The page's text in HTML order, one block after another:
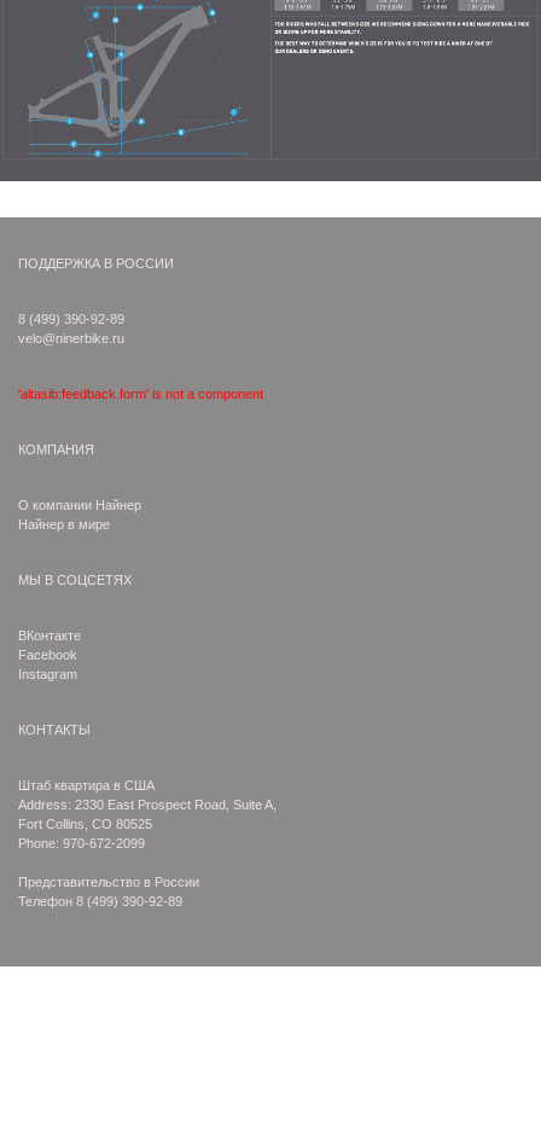
ПОДДЕРЖКА В РОССИИ
8 (499) 390-92-89
velo@ninerbike.ru
'altasib:feedback.form' is not a component
КОМПАНИЯ
О компании Найнер
Найнер в мире
МЫ В СОЦСЕТЯХ
ВКонтакте
Facebook
Instagram
КОНТАКТЫ
Штаб квартира в США
Address: 2330 East Prospect Road, Suite A,
Fort Collins, CO 80525
Phone: 970-672-2099
Представительство в России
Телефон 8 (499) 390-92-89